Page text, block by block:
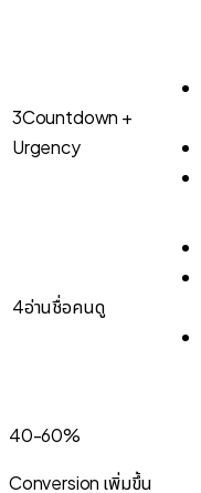
3Countdown +
Urgency
4อ่านชื่อคนดู
40-60%
Conversion เพิ่มขึ้น